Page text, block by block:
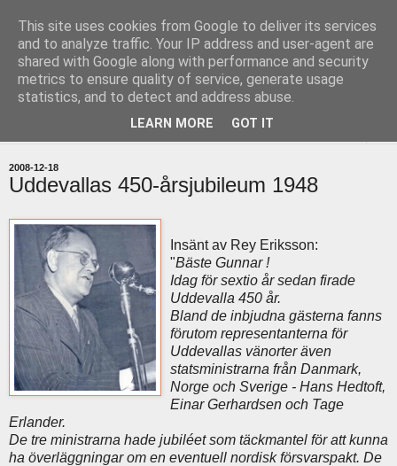
uddevallabloggen.se
med stort och smått från Uddevallas horisont
2008-12-18
Uddevallas 450-årsjubileum 1948
Insänt av Rey Eriksson:
"Bäste Gunnar !
Idag för sextio år sedan firade
Uddevalla 450 år.
Bland de inbjudna gästerna fanns
förutom representanterna för
Uddevallas vänorter även
statsministrarna från Danmark,
Norge och Sverige - Hans Hedtoft,
Einar Gerhardsen och Tage
Erlander.
De tre ministrarna hade jubiléet som täckmantel för att kunna
ha överläggningar om en eventuell nordisk försvarspakt. De
This site uses cookies from Google to deliver its services
and to analyze traffic. Your IP address and user-agent are
shared with Google along with performance and security
metrics to ensure quality of service, generate usage
statistics, and to detect and address abuse.
LEARN MORE GOT IT